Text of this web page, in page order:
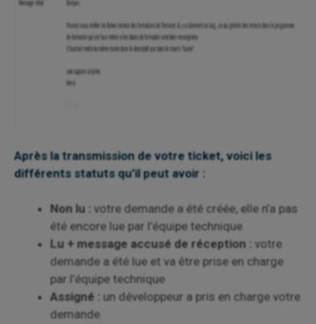
Après la transmission de votre ticket, voici les
différents statuts qu’il peut avoir :
Non lu : votre demande a été créée, elle n’a pas
été encore lue par l’équipe technique
Lu + message accusé de réception : votre
demande a été lue et va être prise en charge
par l’équipe technique
Assigné : un développeur a pris en charge votre
demande